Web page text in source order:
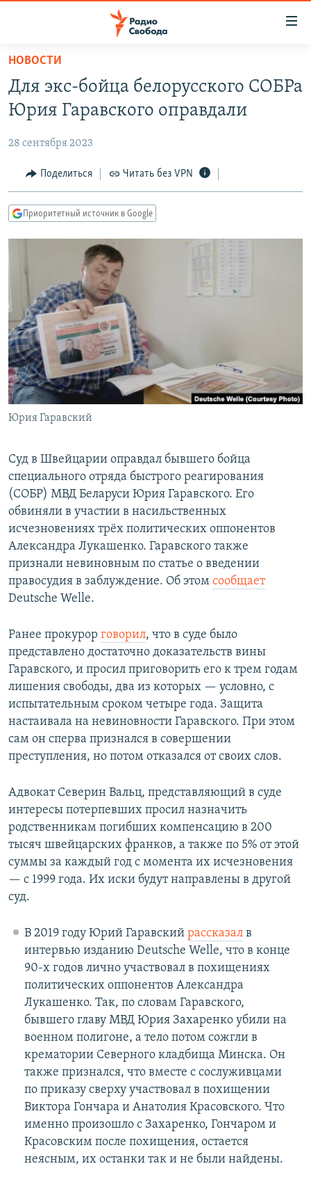
упрощенного
доступа
Вернуться
основному
Вернутся
главной
навигации
Вернутся
поиску
ПОДКАСТЫ
АВТОРСКИЕ ПРОЕКТЫ
ЦИТАТЫ СВОБОДЫ
МНЕНИЯ
IDEL.РЕАЛИИ
КАВКАЗ.РЕАЛИИ
СЕВЕР.РЕАЛИИ
СИБИРЬ.РЕАЛИИ
РАСПИСАНИЕ ВЕЩАНИЯ
ПОДПИШИТЕСЬ НА РАССЫЛКУ
СОЦИАЛЬНЫЕ СЕТИ
Все сайты РСЕ/РС
НОВОСТИ
Для экс-бойца белорусского СОБРа
Юрия Гаравского оправдали
28 сентября 2023
Поделиться Читать без VPN
Приоритетный источник в Google
Юрия Гаравский
Суд в Швейцарии оправдал бывшего бойца
специального отряда быстрого реагирования
(СОБР) МВД Беларуси Юрия Гаравского. Его
обвиняли в участии в насильственных
исчезновениях трёх политических оппонентов
Александра Лукашенко. Гаравского также
признали невиновным по статье о введении
правосудия в заблуждение. Об этом сообщает
Deutsche Welle.
Ранее прокурор говорил, что в суде было
представлено достаточно доказательств вины
Гаравского, и просил приговорить его к трем годам
лишения свободы, два из которых — условно, с
испытательным сроком четыре года. Защита
настаивала на невиновности Гаравского. При этом
сам он сперва признался в совершении
преступления, но потом отказался от своих слов.
Адвокат Северин Вальц, представляющий в суде
интересы потерпевших просил назначить
родственникам погибших компенсацию в 200
тысяч швейцарских франков, а также по 5% от этой
суммы за каждый год с момента их исчезновения
— с 1999 года. Их иски будут направлены в другой
суд.
В 2019 году Юрий Гаравский рассказалв
интервью изданию Deutsche Welle, что в конце
90-х годов лично участвовал в похищениях
политических оппонентов Александра
Лукашенко. Так, по словам Гаравского,
бывшего главу МВД Юрия Захаренко убили на
военном полигоне, а тело потом сожгли в
крематории Северного кладбища Минска. Он
также признался, что вместе с сослуживцами
по приказу сверху участвовал в похищении
Виктора Гончара и Анатолия Красовского. Что
именно произошло с Захаренко, Гончаром и
Красовским после похищения, остается
неясным, их останки так и не были найдены.